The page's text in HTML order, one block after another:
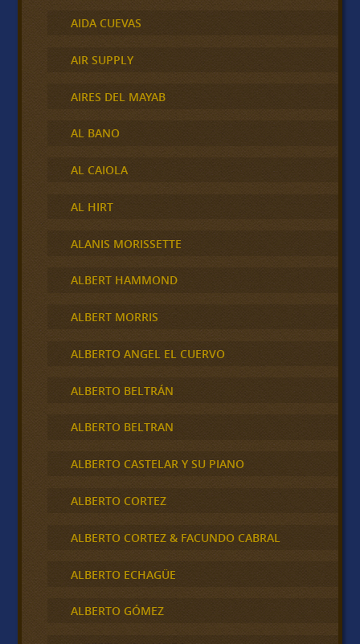
AIDA CUEVAS
AIR SUPPLY
AIRES DEL MAYAB
AL BANO
AL CAIOLA
AL HIRT
ALANIS MORISSETTE
ALBERT HAMMOND
ALBERT MORRIS
ALBERTO ANGEL EL CUERVO
ALBERTO BELTRÁN
ALBERTO BELTRAN
ALBERTO CASTELAR Y SU PIANO
ALBERTO CORTEZ
ALBERTO CORTEZ & FACUNDO CABRAL
ALBERTO ECHAGÜE
ALBERTO GÓMEZ